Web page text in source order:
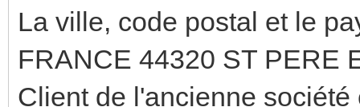
La ville, code postal et le
FRANCE 44320 ST PERE
Client de l'ancienne